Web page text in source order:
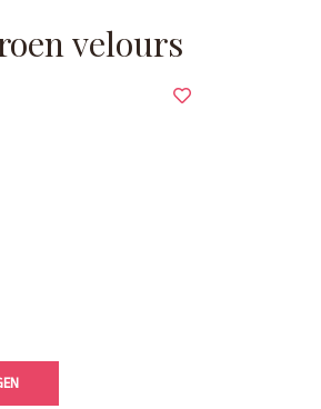
velours